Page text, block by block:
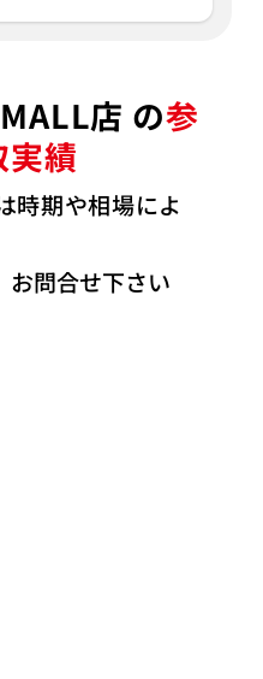
店 の参
績
時期や相場によ
お問合せ下さい